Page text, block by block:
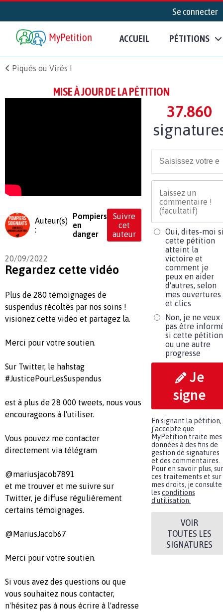
Se connecter
ACCUEIL PÉTITIONS
Piqués ou Virés !
MISE À JOUR DE LA PÉTITION
Auteur(s)
:
Pompiers
en
danger
Suivre
cet
auteur
20/09/2022
Regardez cette vidéo
Plus de 280 témoignages de
suspendus récoltés par nos soins !
visionez cette vidéo et partagez la.
Merci pour votre soutien.
Sur Twitter, le hahstag
#JusticePourLesSuspendus
est à plus de 28 000 tweets, nous vous
encourageons à l'utiliser.
Vous pouvez me contacter
directement via télégram
@mariusjacob7891
et me trouver et me suivre sur
Twitter, je diffuse régulièrement
certains témoignages.
@MariusJacob67
Merci pour votre soutien.
Si vous avez des questions ou que
vous souhaitez nous contacter,
n'hésitez pas à nous écrire à l'adresse
37.860
Oui, dites-moi
cette pétition
atteint la
victoire et
comment je
peux en aider
d'autres, selon
mes ouvertures
et clics
Non, je ne veux
pas être
si cette pétition
ou une autre
progresse
Je
signe
En signant la pétition,
j'accepte que
MyPetition traite mes
données à des fins de
gestion de signatures
et des commentaires.
Pour en savoir plus, sur
ces traitements et sur
mes droits, je consulte
les conditions
d'utilisation.
VOIR
TOUTES LES
SIGNATURES